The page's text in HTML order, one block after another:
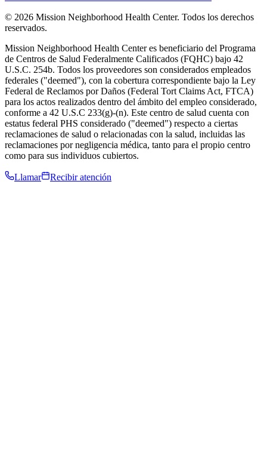
© 2026 Mission Neighborhood Health Center. Todos los derechos
reservados.
Mission Neighborhood Health Center es beneficiario del Programa
de Centros de Salud Federalmente Calificados (FQHC) bajo 42
U.S.C. 254b. Todos los proveedores son considerados empleados
federales ("deemed"), con la cobertura correspondiente bajo la Ley
Federal de Reclamos por Daños (Federal Tort Claims Act, FTCA)
para los actos realizados dentro del ámbito del empleo considerado,
conforme a 42 U.S.C 233(g)-(n). Este centro de salud cuenta con
estatus federal PHS considerado ("deemed") respecto a ciertas
reclamaciones de salud o relacionadas con la salud, incluidas las
reclamaciones por negligencia médica, tanto para el propio centro
como para sus individuos cubiertos.
Llamar Recibir atención